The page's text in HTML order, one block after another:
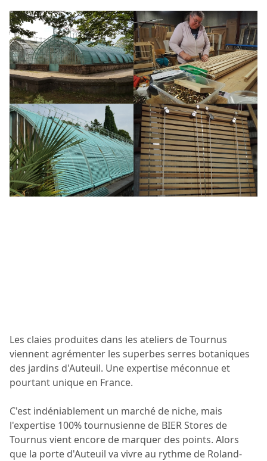
Les claies produites dans les ateliers de Tournus
viennent agrémenter les superbes serres botaniques
des jardins d'Auteuil. Une expertise méconnue et
pourtant unique en France.
C'est indéniablement un marché de niche, mais
l'expertise 100% tournusienne de BIER Stores de
Tournus vient encore de marquer des points. Alors
que la porte d'Auteuil va vivre au rythme de Roland-